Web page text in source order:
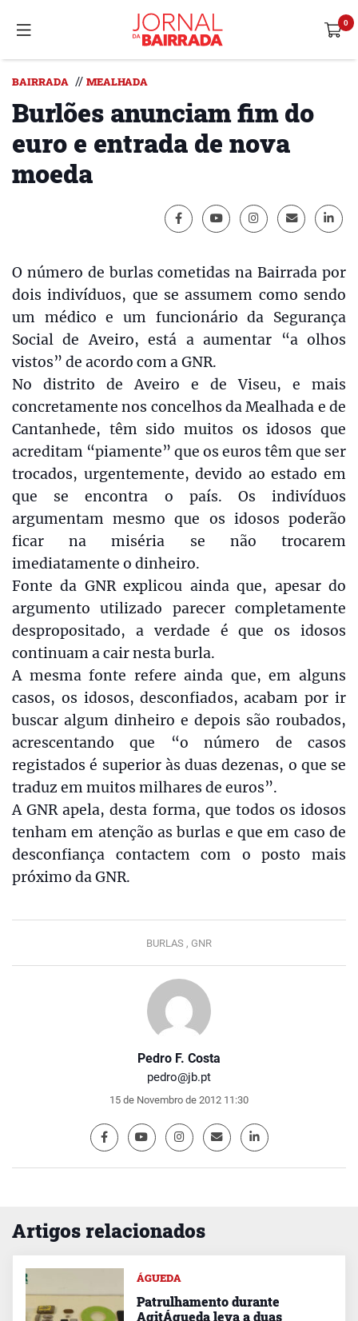
Pedro F. Costa
pedro@jb.pt
15 de Novembro de 2012 11:30
BAIRRADA // MEALHADA
Burlões anunciam fim do
euro e entrada de nova
moeda
O número de burlas cometidas na Bairrada por
dois indivíduos, que se assumem como sendo
um médico e um funcionário da Segurança
Social de Aveiro, está a aumentar “a olhos
vistos” de acordo com a GNR.
No distrito de Aveiro e de Viseu, e mais
concretamente nos concelhos da Mealhada e de
Cantanhede, têm sido muitos os idosos que
acreditam “piamente” que os euros têm que ser
trocados, urgentemente, devido ao estado em
que se encontra o país. Os indivíduos
argumentam mesmo que os idosos poderão
ficar na miséria se não trocarem
imediatamente o dinheiro.
Fonte da GNR explicou ainda que, apesar do
argumento utilizado parecer completamente
despropositado, a verdade é que os idosos
continuam a cair nesta burla.
A mesma fonte refere ainda que, em alguns
casos, os idosos, desconfiados, acabam por ir
buscar algum dinheiro e depois são roubados,
acrescentando que “o número de casos
registados é superior às duas dezenas, o que se
traduz em muitos milhares de euros”.
A GNR apela, desta forma, que todos os idosos
tenham em atenção as burlas e que em caso de
desconfiança contactem com o posto mais
próximo da GNR.
BURLAS , GNR
Artigos relacionados
ÁGUEDA
Patrulhamento durante
AgitÁgueda leva a duas